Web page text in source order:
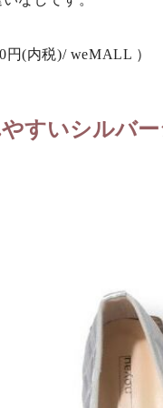
円(内税)/ weMALL ）
すいシルバ